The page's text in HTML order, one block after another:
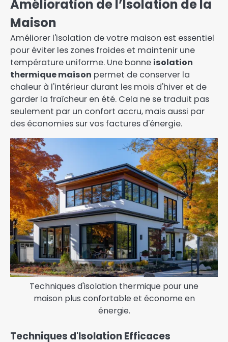
Amélioration de l’Isolation de la
Maison
Améliorer l'isolation de votre maison est essentiel
pour éviter les zones froides et maintenir une
température uniforme. Une bonne isolation
thermique maison permet de conserver la
chaleur à l'intérieur durant les mois d'hiver et de
garder la fraîcheur en été. Cela ne se traduit pas
seulement par un confort accru, mais aussi par
des économies sur vos factures d'énergie.
Techniques d'isolation thermique pour une
maison plus confortable et économe en
énergie.
Techniques d'Isolation Efficaces